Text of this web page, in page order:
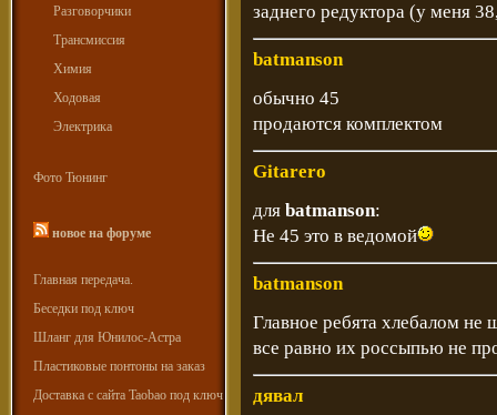
Разговорчики
Трансмиссия
Химия
Ходовая
Электрика
Фото Тюнинг
новое на форуме
Главная передача.
Беседки под ключ
Шланг для Юнилос-Астра
Пластиковые понтоны на заказ
Доставка с сайта Taobao под ключ
заднего редуктора (у меня
batmanson
обычно 45
продаются комплектом
Gitarero
для batmanson:
Не 45 это в ведомой
batmanson
Главное ребята хлебалом не
все равно их россыпью не
дявал